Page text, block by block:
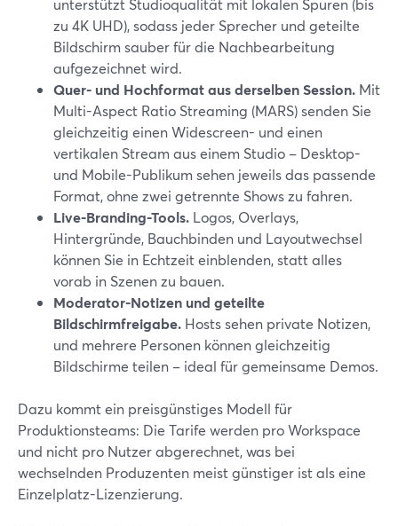
unterstützt Studioqualität mit lokalen Spuren (bis
zu 4K UHD), sodass jeder Sprecher und geteilte
Bildschirm sauber für die Nachbearbeitung
aufgezeichnet wird.
Quer- und Hochformat aus derselben Session. Mit
Multi-Aspect Ratio Streaming (MARS) senden Sie
gleichzeitig einen Widescreen- und einen
vertikalen Stream aus einem Studio – Desktop-
und Mobile-Publikum sehen jeweils das passende
Format, ohne zwei getrennte Shows zu fahren.
Live-Branding-Tools. Logos, Overlays,
Hintergründe, Bauchbinden und Layoutwechsel
können Sie in Echtzeit einblenden, statt alles
vorab in Szenen zu bauen.
Moderator-Notizen und geteilte
Bildschirmfreigabe. Hosts sehen private Notizen,
und mehrere Personen können gleichzeitig
Bildschirme teilen – ideal für gemeinsame Demos.
Dazu kommt ein preisgünstiges Modell für
Produktionsteams: Die Tarife werden pro Workspace
und nicht pro Nutzer abgerechnet, was bei
wechselnden Produzenten meist günstiger ist als eine
Einzelplatz-Lizenzierung.